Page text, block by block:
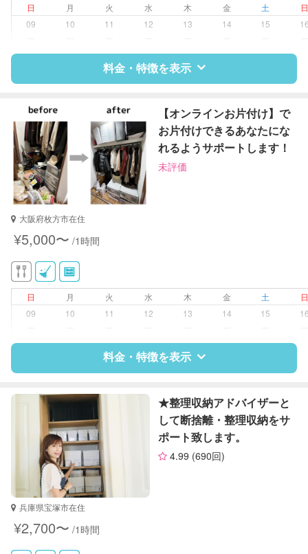
日 月 火 水 木 金 土
09
10 11 12 13 14 15
料金・特徴を表示
特徴 レビュー
サポートの特徴
資格
企業型割引対象(旧内閣府補助対象)
自治体届出済ベビーシッター
対応可能/特徴
ゴミの分別/ゴミ出し
庭の手入れ/植木の水やり
片付け/整理整頓
【オンラインお片付け】で
お片付けできるあなたにな
れるようサポートします！
未評価
大阪府枚方市在住
¥5,000〜 /1時間
日 月 火 水 木 金 土
09
10 11 12 13 14 15
料金・特徴を表示
特徴 料金 レビュー
サポートの特徴
対応可能/特徴
掃除（洗面所、お風呂場、お手洗
★整理収納アドバイザーと
して断捨離・整理収納をサ
ポート致します。
4.99 (690回)
兵庫県宝塚市在住
¥2,700〜 /1時間